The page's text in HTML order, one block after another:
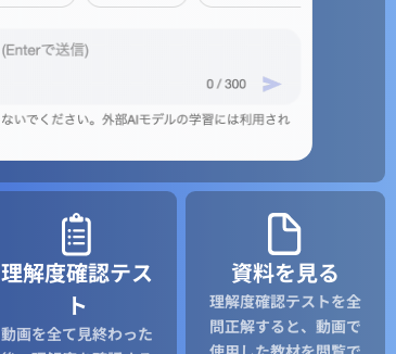
理解度確認テス
ト
動画を全て見終わった
資料を見る
理解度確認テストを全
問正解すると、動画で